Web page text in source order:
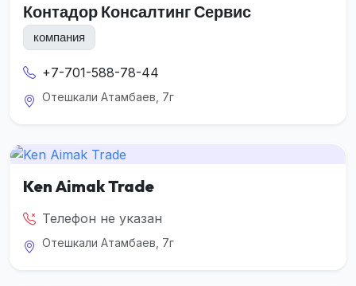
Контадор Консалтинг Сервис
компания
+7-701-588-78-44
Отешкали Атамбаев, 7г
Ken Aimak Trade
Телефон не указан
Отешкали Атамбаев, 7г